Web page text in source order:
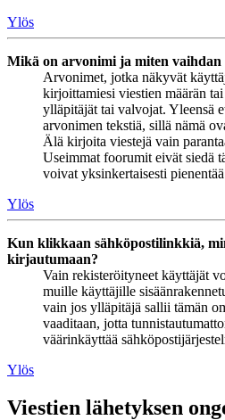
Ylös
Mikä on arvonimi ja miten vaihdan
Arvonimet, jotka näkyvät
kirjoittamiesi viestien määrän
ylläpitäjät tai valvojat. Yleensä
arvonimen tekstiä, sillä nämä
Älä kirjoita viestejä vain
Useimmat foorumit eivät siedä
voivat yksinkertaisesti
Ylös
Kun klikkaan sähköpostilinkkiä,
kirjautumaan?
Vain rekisteröityneet käyttäjät
muille käyttäjille
vain jos ylläpitäjä sallii tämän
vaaditaan, jotta
väärinkäyttää
Ylös
Viestien lähetyksen